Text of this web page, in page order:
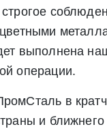
выполнена
операции.
в
и